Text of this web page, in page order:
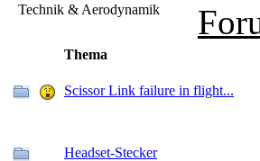
Technik & Aerodynamik
Thema
Scissor Link failure in flight...
Headset-Stecker